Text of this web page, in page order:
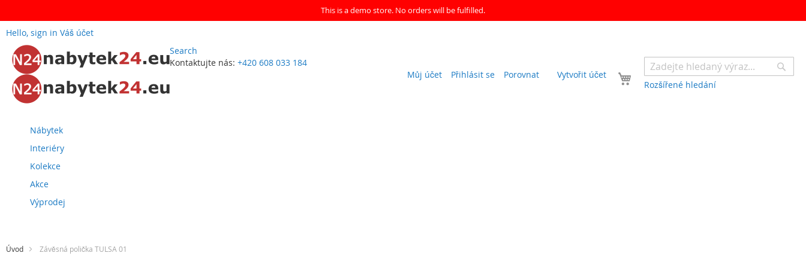
This is a demo store. No orders will be fulfilled.
Hello, sign in Váš účet
Search
Rozšířené hledání
Kontaktujte nás: +420 608 033 184
Váš košík
Můj účet Přihlásit se Porovnat Vytvořit účet
na
obsah
Nábytek
Interiéry
Kolekce
Akce
Výprodej
Úvod Závěsná polička TULSA 01